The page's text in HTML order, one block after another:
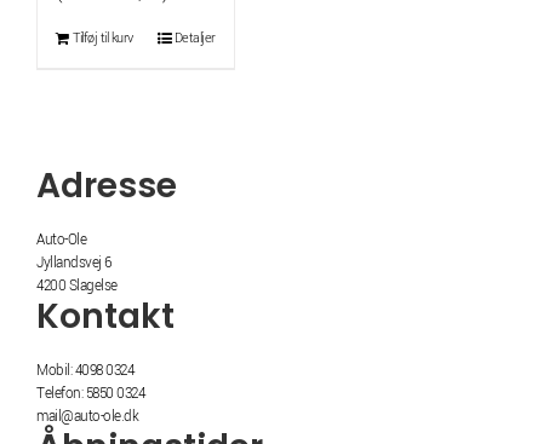
pris
pris
Tilføj til kurv Detaljer
Adresse
Auto-Ole
Jyllandsvej 6
4200 Slagelse
Kontakt
Mobil: 4098 0324
Telefon: 5850 0324
mail@auto-ole.dk